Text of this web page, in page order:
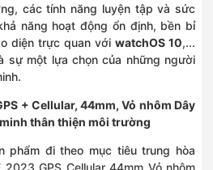
các tính năng luyện tập và sức
năng hoạt động ổn định, bền bỉ
diện trực quan với watchOS 10,...
sự một lựa chọn của những người
+ Cellular, 44mm, Vỏ nhôm Dây
thân thiện môi trường
phẩm đi theo mục tiêu trung hòa
GPS Cellular 44mm Vỏ nhôm